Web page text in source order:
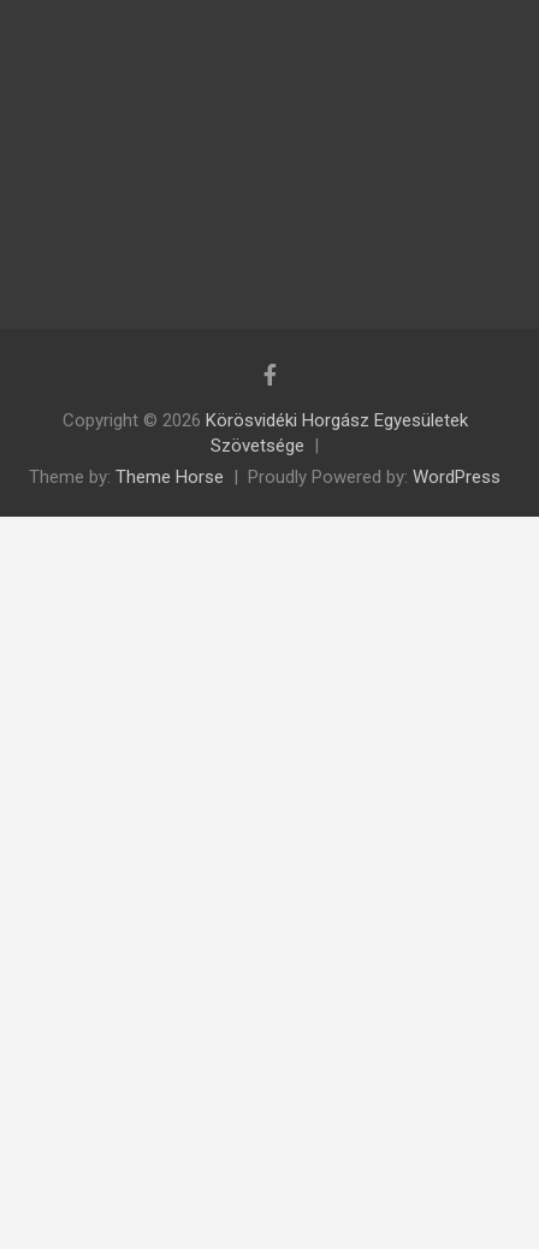
Copyright © 2026 Körösvidéki Horgász Egyesületek
Szövetsége
Theme by: Theme Horse Proudly Powered by: WordPress